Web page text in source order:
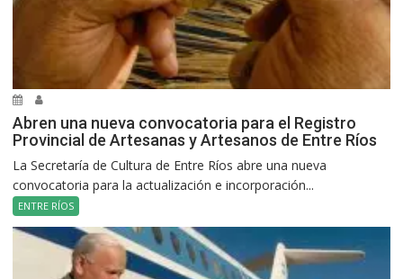
Abren una nueva convocatoria para el Registro
Provincial de Artesanas y Artesanos de Entre Ríos
La Secretaría de Cultura de Entre Ríos abre una nueva
convocatoria para la actualización e incorporación...
ENTRE RÍOS